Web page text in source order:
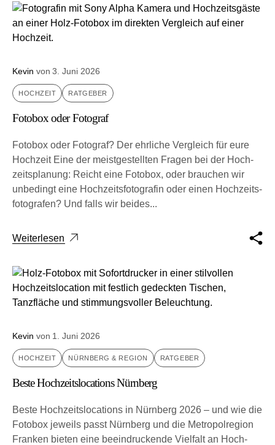
Kevin von 3. Juni 2026
HOCHZEIT RATGEBER
Fotobox oder Fotograf
Fotobox oder Fotograf? Der ehrliche Vergleich für eure
Hochzeit Eine der meist­ge­stell­ten Fragen bei der Hoch­
zeits­pla­nung: Reicht eine Fotobox, oder brau­chen wir
unbe­dingt eine Hoch­zeits­fo­to­gra­fin oder einen Hoch­zeits­
fo­to­gra­fen? Und falls wir bei­des...
Weiterlesen
Kevin von 1. Juni 2026
HOCHZEIT NÜRNBERG & REGION RATGEBER
Beste Hochzeitslocations Nürnberg
Beste Hochzeitslocations in Nürnberg 2026 – und wie die
Fotobox jeweils passt Nürnberg und die Metro­pol­re­gi­on
Fran­ken bie­ten eine beein­dru­cken­de Viel­falt an Hoch­